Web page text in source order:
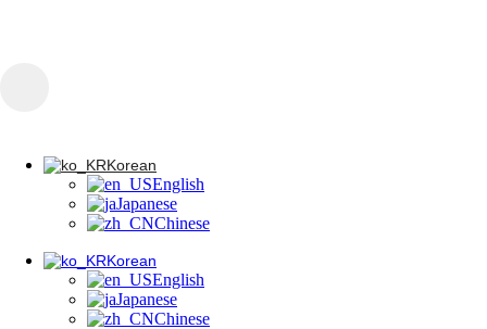
Korean
English
Japanese
Chinese
Korean
English
Japanese
Chinese
Korean
English
Japanese